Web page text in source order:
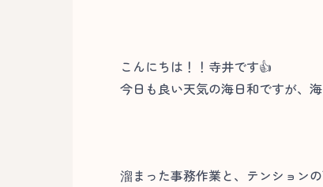
こんにちは！！寺井です👍
今日も良い天気の海日和ですが、
溜まった事務作業と、テンション